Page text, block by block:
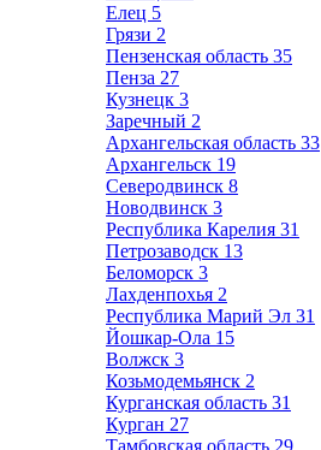
Елец 5
Грязи 2
Пензенская область 35
Пенза 27
Кузнецк 3
Заречный 2
Архангельская область 33
Архангельск 19
Северодвинск 8
Новодвинск 3
Республика Карелия 31
Петрозаводск 13
Беломорск 3
Лахденпохья 2
Республика Марий Эл 31
Йошкар-Ола 15
Волжск 3
Козьмодемьянск 2
Курганская область 31
Курган 27
Тамбовская область 29